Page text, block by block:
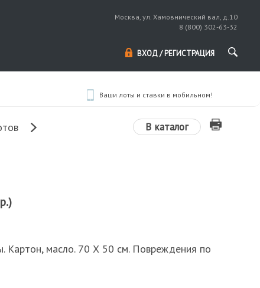
Москва, ул. Хамовнический вал, д.10
8 (800) 302-63-32
ВХОД / РЕГИСТРАЦИЯ
Ваши лоты и ставки в мобильном!
В каталог
Картон, масло. 70 Х 50 см. Повреждения по